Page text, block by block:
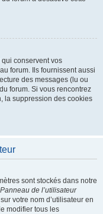
conservent vos
forum. Ils fournissent aussi
des messages (lu ou
forum. Si vous rencontrez
la suppression des cookies
sont stockés dans notre
Panneau de l’utilisateur
votre nom d’utilisateur en
modifier tous les